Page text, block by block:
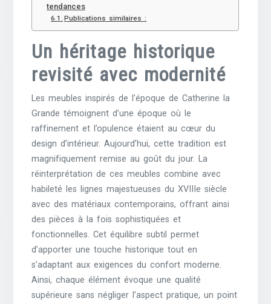
tendances
Publications similaires :
Un héritage historique
revisité avec modernité
Les meubles inspirés de l’époque de Catherine la
Grande témoignent d’une époque où le
raffinement et l’opulence étaient au cœur du
design d’intérieur. Aujourd’hui, cette tradition est
magnifiquement remise au goût du jour. La
réinterprétation de ces meubles combine avec
habileté les lignes majestueuses du XVIIIe siècle
avec des matériaux contemporains, offrant ainsi
des pièces à la fois sophistiquées et
fonctionnelles. Cet équilibre subtil permet
d’apporter une touche historique tout en
s’adaptant aux exigences du confort moderne.
Ainsi, chaque élément évoque une qualité
supérieure sans négliger l’aspect pratique, un point